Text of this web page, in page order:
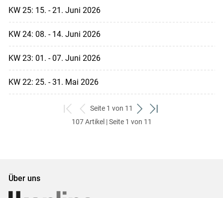
KW 25: 15. - 21. Juni 2026
KW 24: 08. - 14. Juni 2026
KW 23: 01. - 07. Juni 2026
KW 22: 25. - 31. Mai 2026
zum
ersten
zurück
zum
Seite 1 von 11
weiter
zum
zum
107 Artikel | Seite 1 von 11
Über uns